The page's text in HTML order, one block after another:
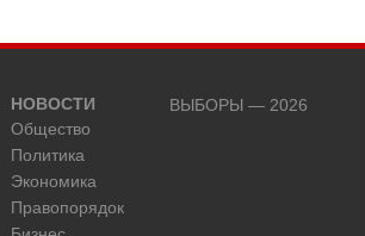
НОВОСТИ
Общество
Политика
Экономика
Правопорядок
ВЫБОРЫ — 2026